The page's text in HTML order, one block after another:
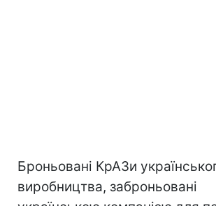
Броньовані КрАЗи
виробництва, заброньовані